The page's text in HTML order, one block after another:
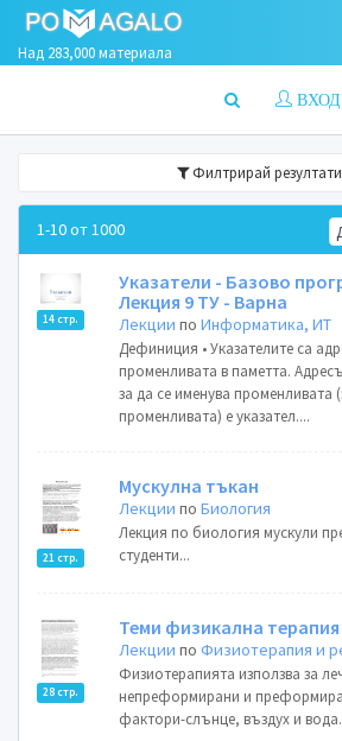
Над 283,000 материала
ВХОД
Филтрирай
1-10 от 1000
14 стр.
Указатели - Базово
Лекция 9 ТУ - Варна
Лекции поИнформатика, ИТ
Дефиниция • Указателите са
променливата в паметта.
за да се именува променливата
променливата) е указател....
21 стр.
Мускулна тъкан
Лекции поБиология
Лекция по биология мускули предназначен за
студенти...
28 стр.
Теми физикална терапия
Лекции поФизиотерапия и
Физиотерапията използва за
непреформирани и
фактори-слънце, въздух и